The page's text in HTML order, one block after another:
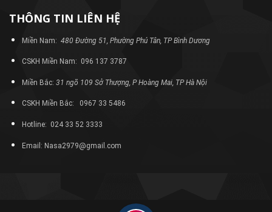
THÔNG TIN LIÊN HỆ
Miền Nam: 480 Đường 51, Phường Phú Tân, TP Bình Dương
CSKH Miền Nam: 096 137 3787
Miền Bắc: 31 ngõ 109 Sở Thượng, P Hoàng Mai, TP Hà Nội
CSKH Miền Bắc: 0967 33 5486
Hotline: 024 33 52 3333
Email: Nasa2979@gmail.com